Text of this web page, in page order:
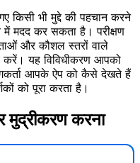
भी मुद्दे की पहचान करने
में मदद कर सकता है। परीक्षण
और कौशल स्तरों वाले
करें। यह विविधीकरण आपको
आपके ऐप को कैसे देखते हैं
को पूरा करता है।
मुद्रीकरण करना